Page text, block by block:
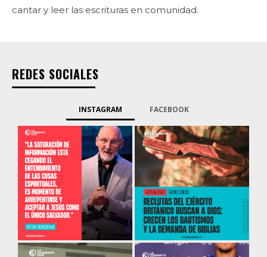
cantar y leer las escrituras en comunidad.
REDES SOCIALES
INSTAGRAM FACEBOOK